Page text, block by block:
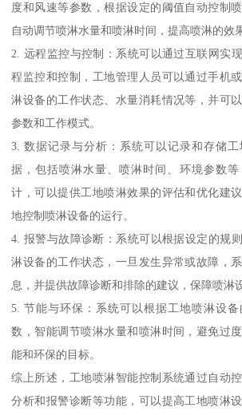
度和风速等参数，根据设定的阈值自动控制
自动调节喷淋水量和喷淋时间，提高喷淋的效
2. 远程监控与控制：系统可以通过互联网实
程监控和控制，工地管理人员可以通过手机
淋设备的工作状态、水量消耗情况等，并可
参数和工作模式。
3. 数据记录与分析：系统可以记录和存储
据，包括喷淋水量、喷淋时间、环境参数
计，可以提供工地喷淋效果的评估和优化建
地控制喷淋设备的运行。
4. 报警与故障诊断：系统可以根据设定的规
淋设备的工作状态，一旦发生异常或故障，
息，并提供故障诊断和排除的建议，保障喷淋
5. 节能与环保：系统可以根据工地喷淋设
数，智能调节喷淋水量和喷淋时间，避免过
能和环保的目标。
综上所述，工地喷淋智能控制系统通过自动
分析和报警诊断等功能，可以提高工地喷淋